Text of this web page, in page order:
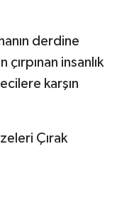
derdine
insanlık
karşın
Çırak